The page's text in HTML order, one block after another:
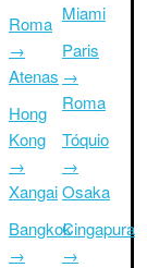
Roma
→
Atenas
Hong
Kong
→
Xangai
Bangkok
→
Miami
Paris
→
Roma
Tóquio
→
Osaka
Cingapura
→